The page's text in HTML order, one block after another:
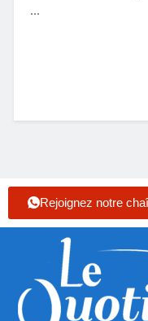
...
Rejoignez notre